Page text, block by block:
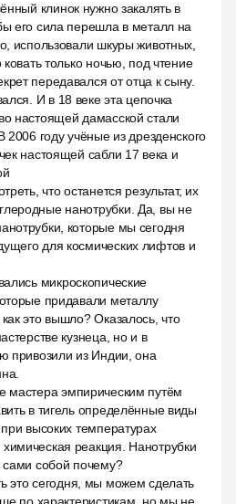
клинок нужно закалять в
его сила перешла в металл на
использовали шкуры животных,
только ночью, под чтение
передавался от отца к сыну.
И в 18 веке эта цепочка
настоящей дамасской стали
2006 году учёные из дрезденского
настоящей сабли 17 века и
что останется результат, их
нанотрубки. Да, вы не
которые мы сегодня
для космических лифтов и
микроскопические
придавали металлу
это вышло? Оказалось, что
кузнеца, но и в
привозили из Индии, она
мастера эмпирическим путём
в тигель определённые виды
высоких температурах
реакция. Нанотрубки
сами собой почему?
это сегодня, мы можем сделать